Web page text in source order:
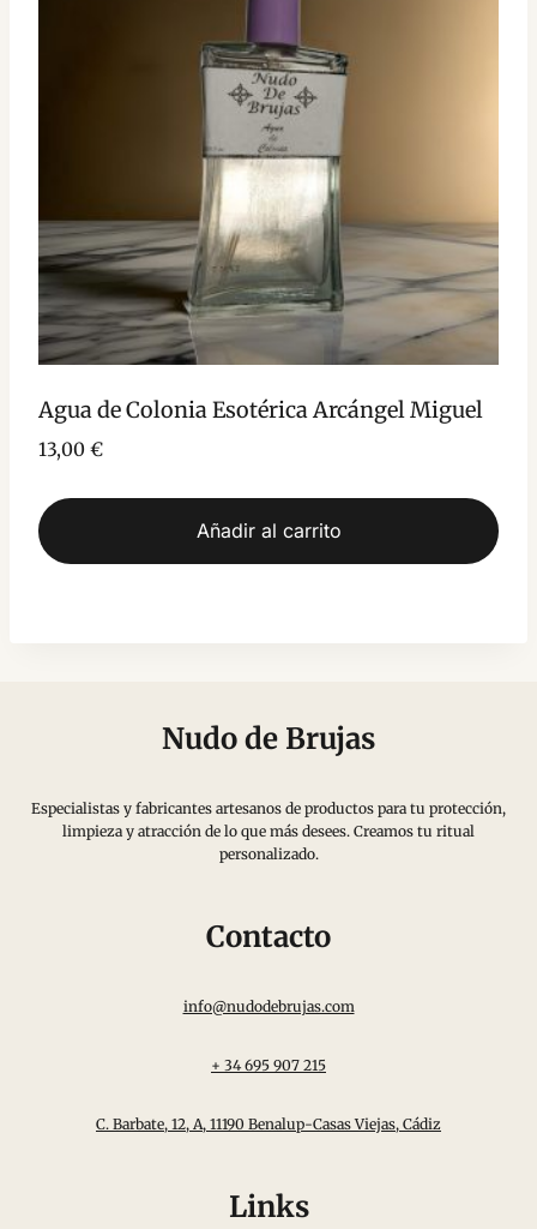
Agua de Colonia Esotérica Arcángel Miguel
13,00 €
Añadir al carrito
Nudo de Brujas
Especialistas y fabricantes artesanos de productos para tu protección,
limpieza y atracción de lo que más desees. Creamos tu ritual
personalizado.
Contacto
info@nudodebrujas.com
+ 34 695 907 215
C. Barbate, 12, A, 11190 Benalup-Casas Viejas, Cádiz
Links